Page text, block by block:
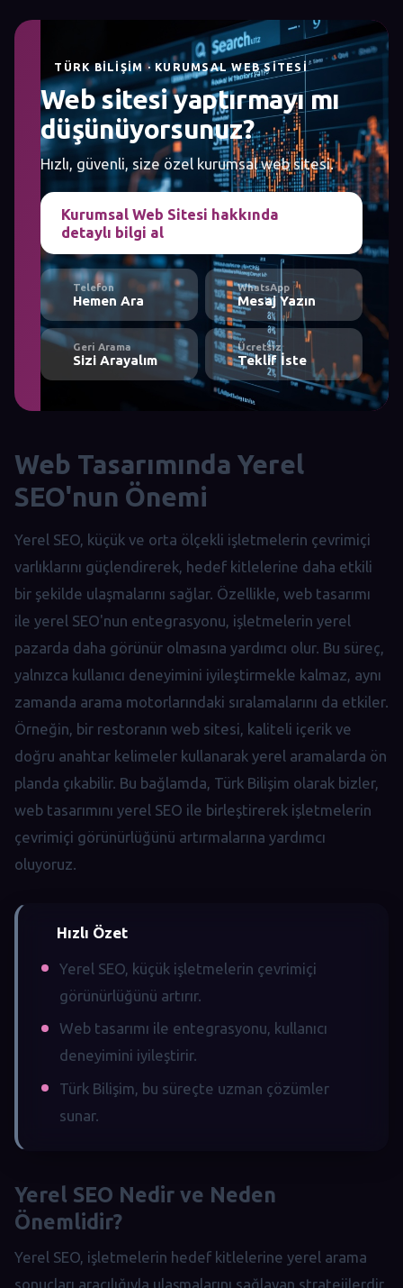
TÜRK BILIŞIM · KURUMSAL WEB SITESI
Web sitesi yaptırmayı mı
düşünüyorsunuz?
Hızlı, güvenli, size özel kurumsal web sitesi.
Kurumsal Web Sitesi hakkında
detaylı bilgi al
Telefon
Hemen Ara
WhatsApp
Mesaj Yazın
Geri Arama
Sizi Arayalım
Ücretsiz
Teklif İste
Web Tasarımında Yerel
SEO'nun Önemi
Yerel SEO, küçük ve orta ölçekli işletmelerin çevrimiçi
varlıklarını güçlendirerek, hedef kitlelerine daha etkili
bir şekilde ulaşmalarını sağlar. Özellikle, web tasarımı
ile yerel SEO'nun entegrasyonu, işletmelerin yerel
pazarda daha görünür olmasına yardımcı olur. Bu süreç,
yalnızca kullanıcı deneyimini iyileştirmekle kalmaz, aynı
zamanda arama motorlarındaki sıralamalarını da etkiler.
Örneğin, bir restoranın web sitesi, kaliteli içerik ve
doğru anahtar kelimeler kullanarak yerel aramalarda ön
planda çıkabilir. Bu bağlamda, Türk Bilişim olarak bizler,
web tasarımını yerel SEO ile birleştirerek işletmelerin
çevrimiçi görünürlüğünü artırmalarına yardımcı
oluyoruz.
Hızlı Özet
Yerel SEO, küçük işletmelerin çevrimiçi
görünürlüğünü artırır.
Web tasarımı ile entegrasyonu, kullanıcı
deneyimini iyileştirir.
Türk Bilişim, bu süreçte uzman çözümler
sunar.
Yerel SEO Nedir ve Neden
Önemlidir?
Yerel SEO, işletmelerin hedef kitlelerine yerel arama
sonuçları aracılığıyla ulaşmalarını sağlayan stratejilerdir.